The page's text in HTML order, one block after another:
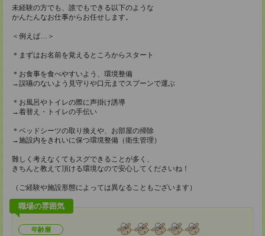
未経験の方でも、誰でもできる以下のような
かんたんなお仕事からお任せします。
＜例えば…＞
＊まずはお名前を覚えるところからスタート
＊お食事を食べやすいよう、環境整備
→誤嚥のないよう見守りや口元までスプーンで運ぶ
＊お風呂やトイレの際に声掛け誘導
→着替え・トイレの手伝い
＊ベッドシーツの取り換えや、お部屋の掃除
→施設内をきれいに保つ環境整備（衛生管理）
難しく考えなくてもスグできることが多く、
きちんと教えて頂ける環境なので安心してくださいね！
（ご経験や施設形態によっては異なることもございます）
職場の雰囲気
年齢層